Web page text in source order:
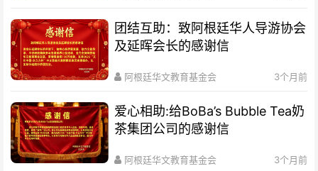
团结互助：致阿根廷华人导游协会
及延晖会长的感谢信
阿根廷华文教育基金会 3个月前
爱心相助:给BoBa’s Bubble Tea奶
茶集团公司的感谢信
阿根廷华文教育基金会 3个月前